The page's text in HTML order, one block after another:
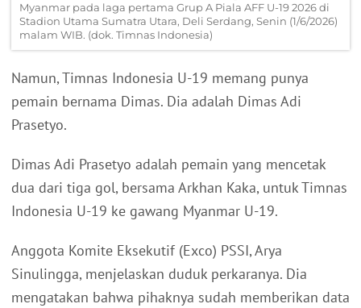
Myanmar pada laga pertama Grup A Piala AFF U-19 2026 di
Stadion Utama Sumatra Utara, Deli Serdang, Senin (1/6/2026)
malam WIB. (dok. Timnas Indonesia)
Namun, Timnas Indonesia U-19 memang punya
pemain bernama Dimas. Dia adalah Dimas Adi
Prasetyo.
Dimas Adi Prasetyo adalah pemain yang mencetak
dua dari tiga gol, bersama Arkhan Kaka, untuk Timnas
Indonesia U-19 ke gawang Myanmar U-19.
Anggota Komite Eksekutif (Exco) PSSI, Arya
Sinulingga, menjelaskan duduk perkaranya. Dia
mengatakan bahwa pihaknya sudah memberikan data